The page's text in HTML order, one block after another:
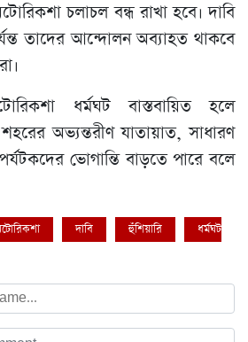
চলাচল বন্ধ রাখা হবে। দাবি
তাদের আন্দোলন অব্যাহত থাকবে
ধর্মঘট বাস্তবায়িত হলে
শহরের অভ্যন্তরীণ যাতায়াত, সাধারণ
ভোগান্তি বাড়তে পারে বলে
দাবি হুঁশিয়ারি ধর্মঘট